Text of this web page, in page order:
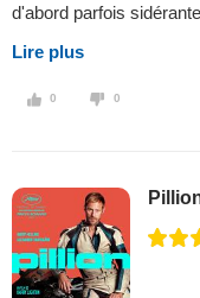
d'abord parfois
Lire plus
0 0